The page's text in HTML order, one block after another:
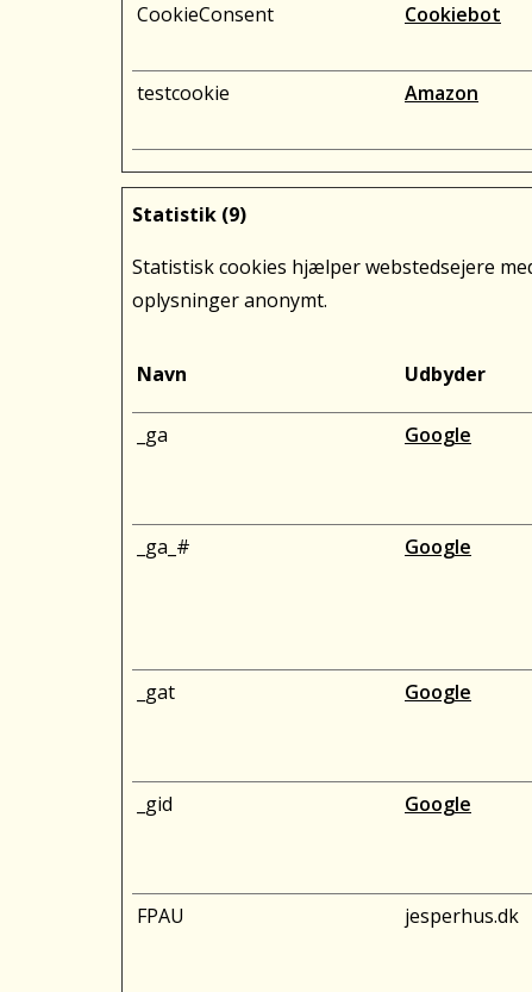
CookieConsent Cookiebot
testcookie Amazon
Statistik (9)
Statistisk cookies hjælper webstedsejere
oplysninger anonymt.
Navn Udbyder
_ga Google
_ga_# Google
_gat Google
_gid Google
FPAU jesperhus.dk